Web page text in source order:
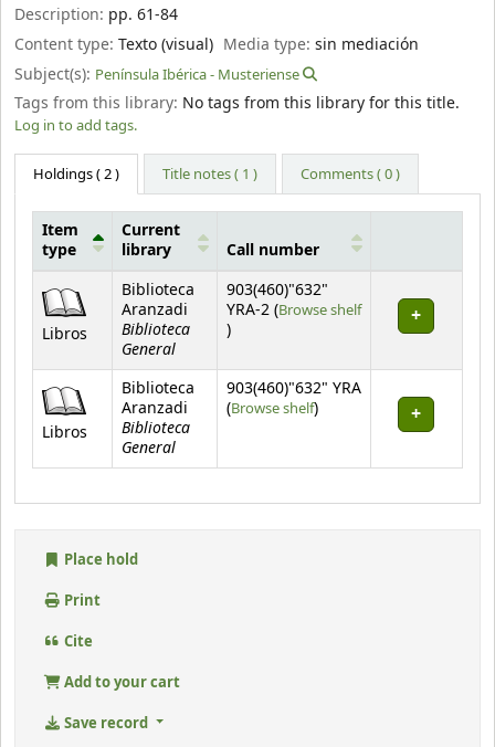
Description: pp. 61-84
Content type: Texto (visual) Media type:sin mediación
Subject(s): Península Ibérica - Musteriense
Tags from this library: No tags from this library for this title.
Log in to add tags.
Holdings( 2 ) Title notes ( 1 ) Comments ( 0 )
Item
type
Current
library
Call number
Libros
Biblioteca
Aranzadi
Biblioteca
General
903(460)"632"
YRA-2 (Browse shelf
(Opens below)
)
Libros
Biblioteca
Aranzadi
Biblioteca
General
903(460)"632" YRA
(Browse shelf(Opens below)
)
Place hold
Print
Cite
Add to your cart
Save record